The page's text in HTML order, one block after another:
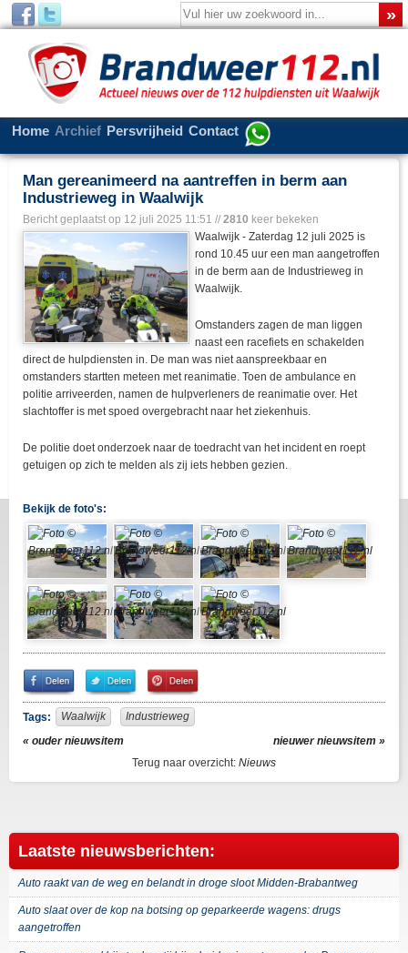
Home Archief Persvrijheid Contact
Man gereanimeerd na aantreffen in berm aan
Industrieweg in Waalwijk
Bericht geplaatst op 12 juli 2025 11:51 // 2810 keer bekeken
Waalwijk - Zaterdag 12 juli 2025 is
rond 10.45 uur een man aangetroffen
in de berm aan de Industrieweg in
Waalwijk.
Omstanders zagen de man liggen
naast een racefiets en schakelden
direct de hulpdiensten in. De man was niet aanspreekbaar en
omstanders startten meteen met reanimatie. Toen de ambulance en
politie arriveerden, namen de hulpverleners de reanimatie over. Het
slachtoffer is met spoed overgebracht naar het ziekenhuis.
De politie doet onderzoek naar de toedracht van het incident en roept
getuigen op zich te melden als zij iets hebben gezien.
Bekijk de foto's:
Share
on
Facebook
Share
on
Twitter
Pin
It!
Tags: Waalwijk
Industrieweg
« ouder nieuwsitem
nieuwer nieuwsitem »
Terug naar overzicht: Nieuws
Laatste nieuwsberichten:
Auto raakt van de weg en belandt in droge sloot Midden-Brabantweg
Auto slaat over de kop na botsing op geparkeerde wagens: drugs
aangetroffen